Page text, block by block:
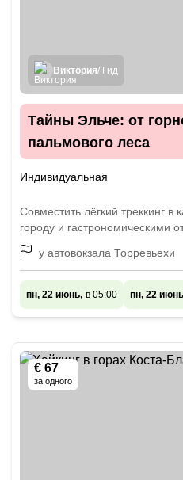
Виктория/ Гид
Тайны Эльче: от
пальмового леса
Индивидуальная
Совместить лёгкий треккинг в
городу и гастрономическими
у автовокзала Торревьехи
пн, 22 июнь, в 05:00 пн, 22
€ 67
за одного